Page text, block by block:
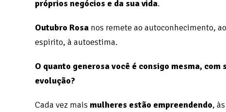
próprios negócios e da sua vida.
Outubro Rosa nos remete ao autoconhecimento,
espirito, à autoestima.
O quanto generosa você é consigo mesma,
evolução?
Cada vez mais mulheres estão empreendendo,